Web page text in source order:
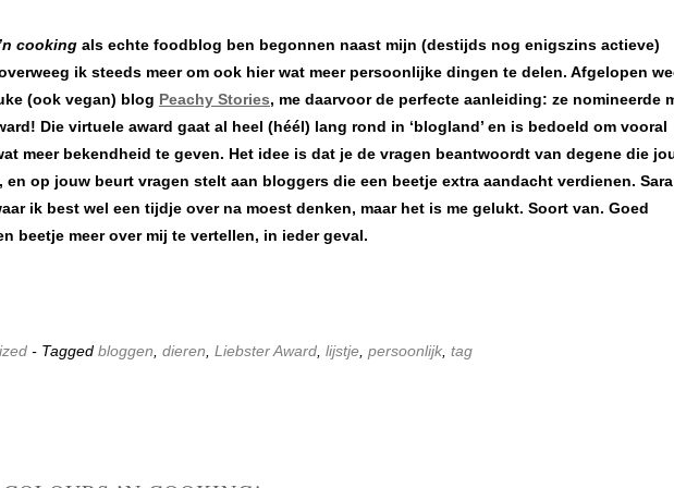
cooking als echte foodblog ben begonnen naast mijn (destijds nog enigszins actieve)
ik steeds meer om ook hier wat meer persoonlijke dingen te delen. Afgelopen
(ook vegan) blog Peachy Stories, me daarvoor de perfecte aanleiding: ze nomineerde
Die virtuele award gaat al heel (héél) lang rond in ‘blogland’ en is bedoeld om vooral
meer bekendheid te geven. Het idee is dat je de vragen beantwoordt van degene die
en op jouw beurt vragen stelt aan bloggers die een beetje extra aandacht verdienen. Sara
ik best wel een tijdje over na moest denken, maar het is me gelukt. Soort van. Goed
beetje meer over mij te vertellen, in ieder geval.
- Tagged bloggen dieren Liebster Award lijstje persoonlijk tag